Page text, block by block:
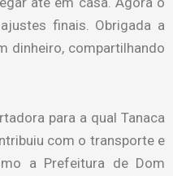
finais. Obrigada a
dinheiro, compartilhando
para a qual Tanaca
com o transporte e
a Prefeitura de Dom